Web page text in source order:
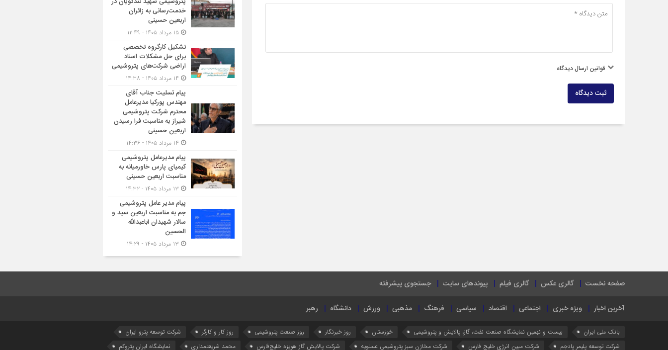
قوانین ارسال دیدگاه
ثبت دیدگاه
خدمت‌رسانی به زائران
اربعین حسینی
تشکیل کارگروه تخصصی
برای حل مشکلات اسناد
اراضی شرکت‌های پتروشیمی
پیام تسلیت جناب آقای
مهندس پوركیا مدیرعامل
محترم شركت پتروشیمی
شیراز به مناسبت فرا رسیدن
اربعین حسینی
پیام مدیرعامل پتروشیمی
کیمیای پارس خاورمیانه به
مناسبت اربعین حسینی
پیام مدیر عامل پتروشیمی
جم به مناسبت اربعین سید و
سالار شهیدان اباعبدالله
الحسین
صفحه نخست گالری عکس گالری فیلم پیوندهای سایت جستجوی پیشرفته
آخرین اخبار ویژه خبری اجتماعی اقتصاد سیاسی فرهنگ مذهبی ورزش دانشگاه رهبر
بانک ملی ایران بیست و نهمین نمایشگاه صنعت نفت، گاز، پالایش و پتروشیمی خوزستان روز خبرنگار روز صنعت پتروشیمی روز کار و کارگر
شركت توسعه پترو ایران
شرکت توسعه پلیمر پادجم
شرکت مبین انرژی خلیج فارس شرکت مخازن سبز پتروشیمی عسلویه شرکت پالایش گاز هویزه خلیج‌فارس محمد شریعتمداری نمایشگاه ایران پتروکم